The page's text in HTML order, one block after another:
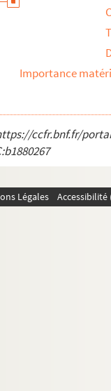
Importance
ccfr.bnf.fr/
Légales